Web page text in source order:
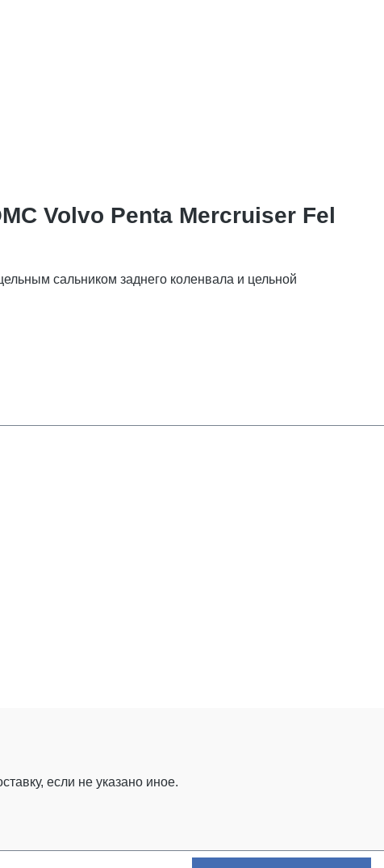
Volvo Penta Mercruiser Fel
сальником заднего коленвала и цельной
если не указано иное.